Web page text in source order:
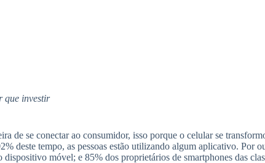
que investir
de se conectar ao consumidor, isso porque o celular se
deste tempo, as pessoas estão utilizando algum aplicativo. Por
móvel; e 85% dos proprietários de smartphones das